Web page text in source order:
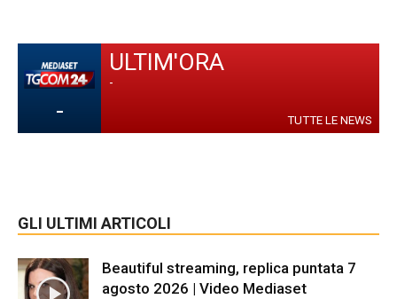
-
ULTIM'ORA
-
TUTTE LE NEWS
GLI ULTIMI ARTICOLI
Beautiful streaming, replica puntata 7
agosto 2026 | Video Mediaset